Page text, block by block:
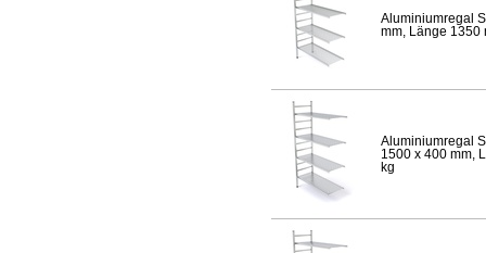
Aluminiumregal
mm, Länge 1350
Aluminiumregal
1500 x 400 mm,
kg